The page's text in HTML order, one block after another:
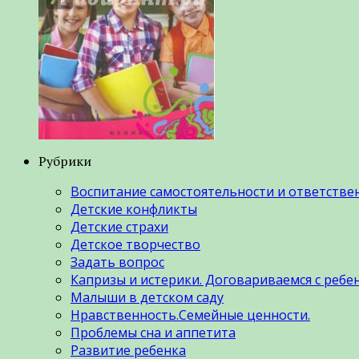
Рубрики
Воспитание самостоятельности и
Детские конфликты
Детские страхи
Детское творчество
Задать вопрос
Капризы и истерики. Договариваемся с
Малыши в детском саду
Нравственность.Семейные ценности.
Проблемы сна и аппетита
Развитие ребенка